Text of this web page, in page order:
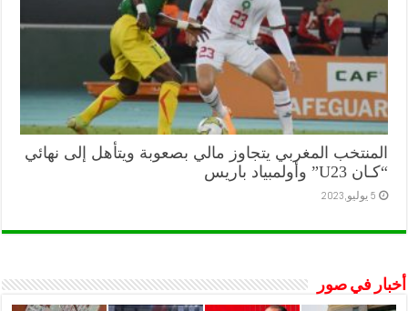
المنتخب المغربي يتجاوز مالي بصعوبة ويتأهل إلى نهائي
“كـان U23” وأولمبياد باريس
5 يوليو,2023
أخبار في صور